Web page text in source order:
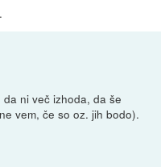
ni več izhoda, da še
vem, če so oz. jih bodo).